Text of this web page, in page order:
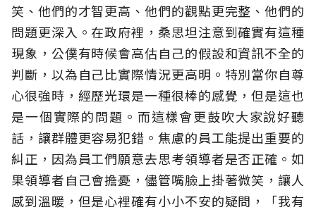
笑、他們的才智更高、他們的觀點更完整、他們的
問題更深入。在政府裡，桑思坦注意到確實有這種
現象，公僕有時候會高估自己的假設和資訊不全的
判斷，以為自己比實際情況更高明。特別當你自尊
心很強時，經歷光環是一種很棒的感覺，但是這也
是一個實際的問題。而這樣會更鼓吹大家說好聽
話，讓群體更容易犯錯。焦慮的員工能提出重要的
糾正，因為員工們願意去思考領導者是否正確。如
果領導者自己會擔憂，儘管嘴臉上掛著微笑，讓人
感到溫暖，但是心裡確有小小不安的疑問，「我有